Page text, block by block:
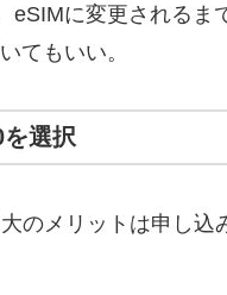
eSIMに変更されるま
てもいい。
選択
のメリットは申し